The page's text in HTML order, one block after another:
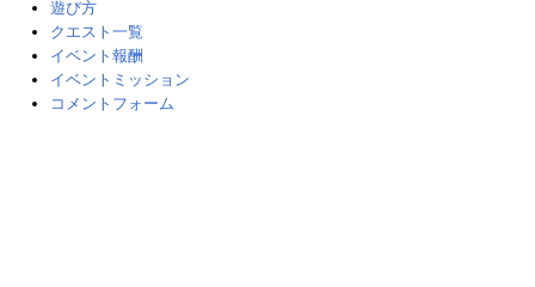
遊び方
クエスト一覧
イベント報酬
イベントミッション
コメントフォーム